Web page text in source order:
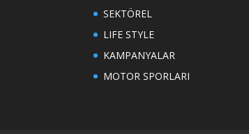
SEKTÖREL
LIFE STYLE
KAMPANYALAR
MOTOR SPORLARI